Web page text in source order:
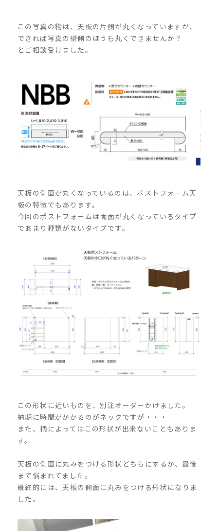
この写真の物は、天板の片側が丸くなっていますが、
できれば写真の壁側のほうも丸くできませんか？
とご相談受けました。
天板の側面が丸くなっているのは、ポストフォーム天
板の特徴でもあります。
今回のポストフォームは両面が丸くなっているタイプ
であまり種類がないタイプです。
この形状に近いものを、別注オーダーかけました。
納期に時間がかかるのがネックですが・・・
また、柄によってはこの形状が出来ないこともありま
す。
天板の側面に丸みをつける形状どちらにするか、最後
まで悩まれてました。
最終的には、天板の側面に丸みをつける形状になりま
した。